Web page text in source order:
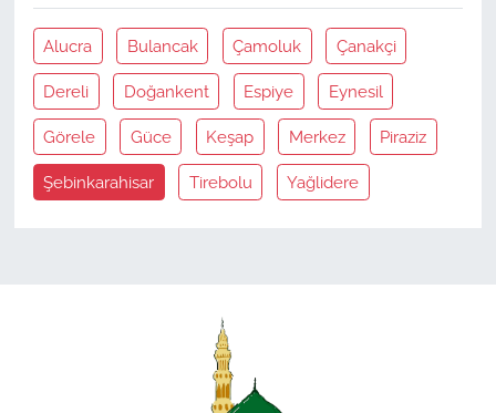
Alucra Bulancak Çamoluk Çanakçi
Dereli Doğankent Espiye Eynesil
Görele Güce Keşap Merkez Piraziz
Şebinkarahisar Tirebolu Yağlidere